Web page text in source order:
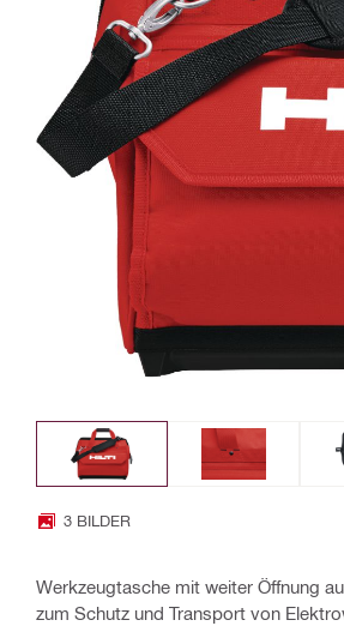
3 BILDER
Werkzeugtasche mit weiter Öffnung
zum Schutz und Transport von